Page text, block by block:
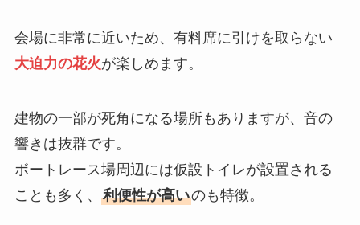
会場に非常に近いため、有料席に引けを取らない
大迫力の花火が楽しめます。
建物の一部が死角になる場所もありますが、音の
響きは抜群です。
ボートレース場周辺には仮設トイレが設置される
ことも多く、 利便性が高いのも特徴。